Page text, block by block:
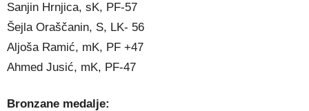
Sanjin Hrnjica, sK, PF-57
Šejla Oraščanin, S, LK- 56
Aljoša Ramić, mK, PF +47
Ahmed Jusić, mK, PF-47
Bronzane medalje: